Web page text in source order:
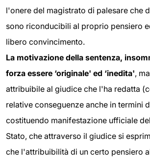
l'onere del magistrato di palesare che
sono riconducibili al proprio pensiero
libero convincimento.
La motivazione della sentenza,
forza essere ‘originale' ed ‘inedita',
attribuibile al giudice che l'ha redatta
relative conseguenze anche in termini
costituendo manifestazione ufficiale
Stato, che attraverso il giudice si
che l'attribuibilità di un certo pensiero